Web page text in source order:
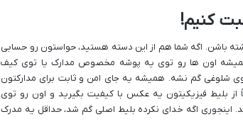
کنیم!
باشن. اگه شما هم از این دسته هستید، حواستون رو حسابی
اون ها رو توی یه پوشه مخصوص مدارک یا توی کیف
شلوغی گم نشه. همیشه یه جای امن و ثابت برای مدارکتون
از بلیط فیزیکیتون یه عکس با کیفیت بگیرید و اون رو توی
اینجوری اگه خدای نکرده بلیط اصلی گم شد، حداقل یه مدرک